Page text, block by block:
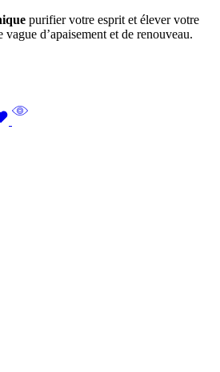
purifier votre esprit et élever votre
d’apaisement et de renouveau.